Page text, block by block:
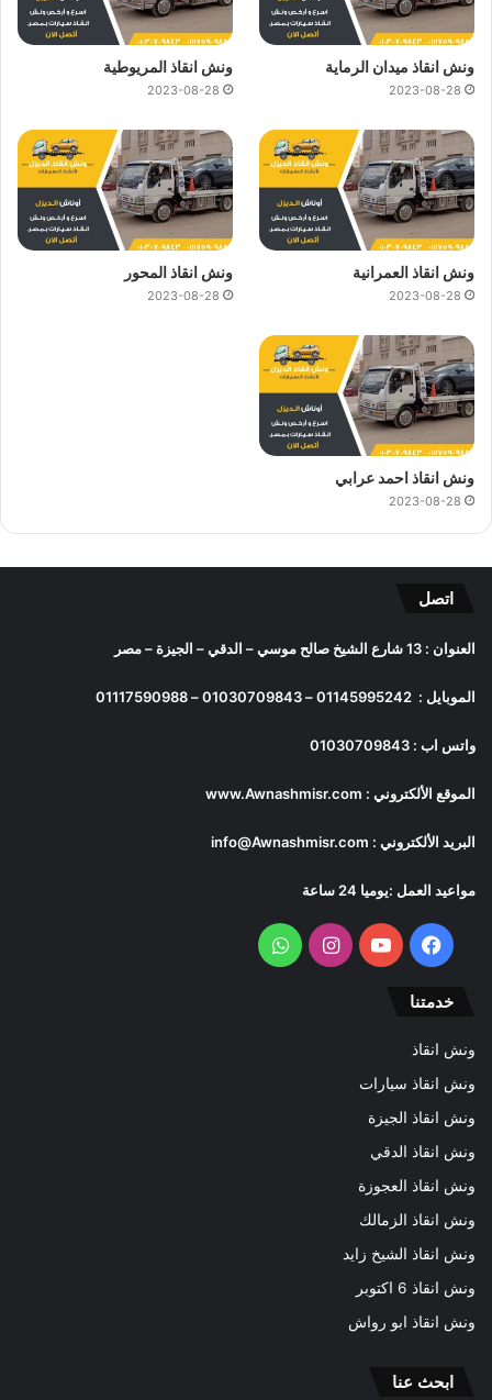
ونش انقاذ ميدان الرماية
2023-08-28
ونش انقاذ المريوطية
2023-08-28
ونش انقاذ العمرانية
2023-08-28
ونش انقاذ المحور
2023-08-28
ونش انقاذ احمد عرابي
2023-08-28
اتصل
العنوان : 13 شارع الشيخ صالح موسي – الدقي – الجيزة – مصر
الموبايل : 01145995242
–
01030709843
–
01117590988
واتس اب : 01030709843
الموقع الألكتروني : www.Awnashmisr.com
البريد الألكتروني : info@Awnashmisr.com
مواعيد العمل :يوميا 24 ساعة
فيسبوكيوتيوب انستقرامواتساب
خدمتنا
ونش انقاذ
ونش انقاذ سيارات
ونش انقاذ الجيزة
ونش انقاذ الدقي
ونش انقاذ العجوزة
ونش انقاذ الزمالك
ونش انقاذ الشيخ زايد
ونش انقاذ 6 اكتوبر
ونش انقاذ ابو رواش
ابحث عنا